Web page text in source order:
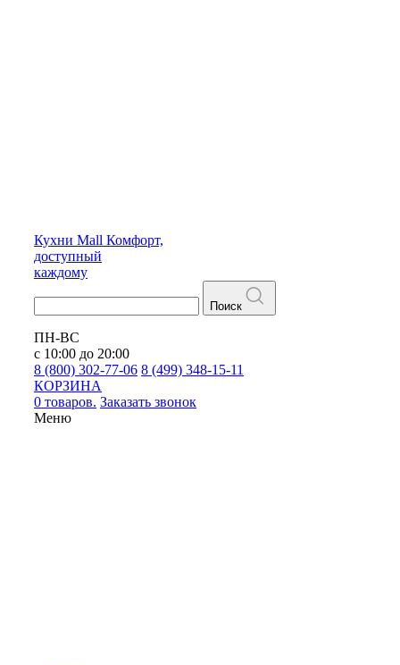
Кухни Mall Комфорт,
доступный
каждому
Поиск
ПН-ВС
с 10:00 до 20:00
8 (800) 302-77-06 8 (499) 348-15-11
КОРЗИНА
0 товаров. Заказать звонок
Меню